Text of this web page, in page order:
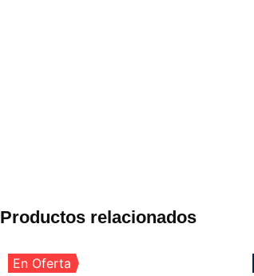
Productos relacionados
En Oferta